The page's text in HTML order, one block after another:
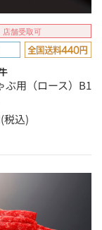
店舗受取可
ぶ用（ロース）B1
税込)